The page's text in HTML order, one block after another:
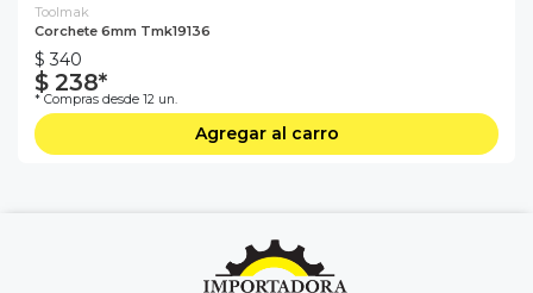
Toolmak
Corchete 6mm Tmk19136
$ 340
$ 238*
* Compras desde 12 un.
Agregar al carro